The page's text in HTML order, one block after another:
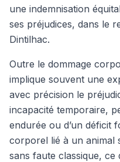
une indemnisation
ses préjudices, dans le
Dintilhac.
Outre le dommage
implique souvent une
avec précision le
incapacité temporaire,
endurée ou d’un déficit
corporel lié à un animal
sans faute classique, ce